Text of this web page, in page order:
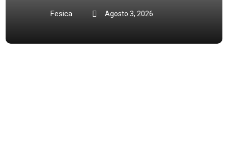
Fesica Agosto 3, 2026